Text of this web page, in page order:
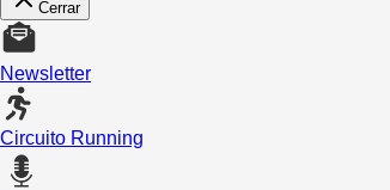
Cerrar
Newsletter
Circuito Running